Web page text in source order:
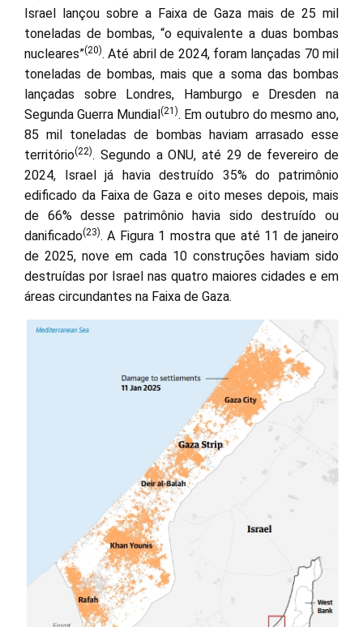
Israel lançou sobre a Faixa de Gaza mais de 25 mil
toneladas de bombas, “o equivalente a duas bombas
nucleares”(20). Até abril de 2024, foram lançadas 70 mil
toneladas de bombas, mais que a soma das bombas
lançadas sobre Londres, Hamburgo e Dresden na
Segunda Guerra Mundial (21). Em outubro do mesmo ano,
85 mil toneladas de bombas haviam arrasado esse
território(22). Segundo a ONU, até 29 de fevereiro de
2024, Israel já havia destruído 35% do patrimônio
edificado da Faixa de Gaza e oito meses depois, mais
de 66% desse patrimônio havia sido destruído ou
danificado(23). A Figura 1 mostra que até 11 de janeiro
de 2025, nove em cada 10 construções haviam sido
destruídas por Israel nas quatro maiores cidades e em
áreas circundantes na Faixa de Gaza.